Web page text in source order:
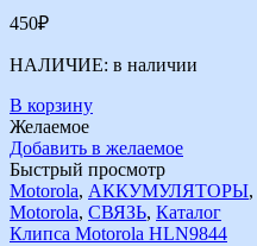
450₽
НАЛИЧИЕ: в наличии
В корзину
Желаемое
Добавить в желаемое
Быстрый просмотр
Motorola, АККУМУЛЯТОРЫ,
Motorola, СВЯЗЬ, Каталог
Клипса Motorola HLN9844